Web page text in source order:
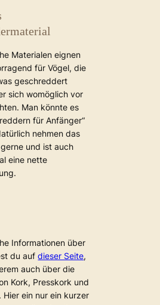
Materialen eignen
für Vögel, die
geschreddert
sich womöglich vor
Man könnte es
für Anfänger“
nehmen das
und ist auch
eine nette
Informationen über
du aufdieser Seite,
auch über die
Kork, Presskork und
Hier ein nur ein kurzer